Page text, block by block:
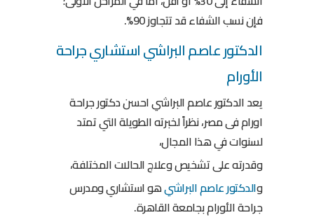
فإن نسب الشفاء قد تتجاوز 90%.
الدكتور عاصم البراشي استشاري جراحة
الأورام
يعد الدكتور عاصم البراشي احسن دكتور جراحة
اورام فى مصر، نظراً لخبرته الطويلة التي تمتد
لسنوات في هذا المجال،
وقدرته على تشخيص وعلاج الحالات المختلفة،
والدكتور عاصم البراشيهو استشاري ومدرس
جراحة الأورام بجامعة القاهرة.